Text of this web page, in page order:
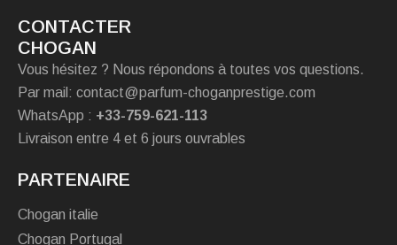
CONTACTER
CHOGAN
Vous hésitez ? Nous répondons à toutes vos questions.
Par mail: contact@parfum-choganprestige.com
WhatsApp : +33-759-621-113
Livraison entre 4 et 6 jours ouvrables
PARTENAIRE
Chogan italie
Chogan Portugal